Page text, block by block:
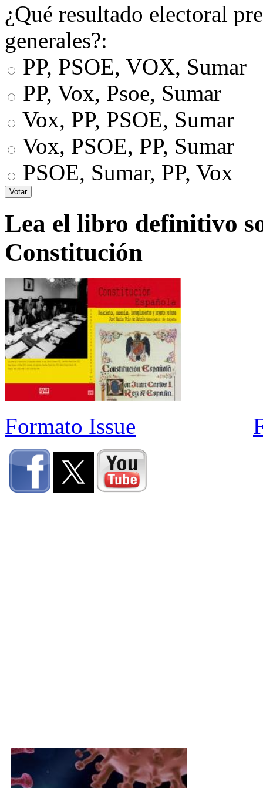
¿Qué resultado electoral
generales?:
PP, PSOE, VOX, Sumar
PP, Vox, Psoe, Sumar
Vox, PP, PSOE, Sumar
Vox, PSOE, PP, Sumar
PSOE, Sumar, PP, Vox
Lea el libro definitivo
Constitución
Formato Issue